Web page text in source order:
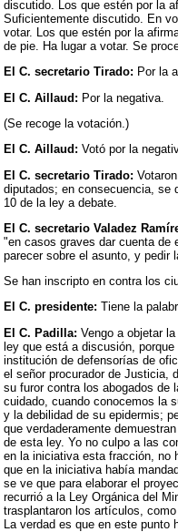
discutido. Los que estén por la
Suficientemente discutido. En
votar. Los que estén por la
de pie. Ha lugar a votar. Se
El C. secretario Tirado: Por la
El C. Aillaud: Por la negativa.
(Se recoge la votación.)
El C. Aillaud: Votó por la
El C. secretario Tirado:
diputados; en consecuencia, se
10 de la ley a debate.
El C. secretario Valadez
"en casos graves dar cuenta de
parecer sobre el asunto, y pedir
Se han inscripto en contra los
El C. presidente: Tiene la
El C. Padilla: Vengo a objetar
ley que está a discusión,
institución de defensorías de
el señor procurador de Justicia,
su furor contra los abogados de
cuidado, cuando conocemos la
y la debilidad de su epidermis;
que verdaderamente
de esta ley. Yo no culpo a las
en la iniciativa esta fracción, no
que en la iniciativa había
se ve que para elaborar el
recurrió a la Ley Orgánica del
trasplantaron los artículos,
La verdad es que en este punto